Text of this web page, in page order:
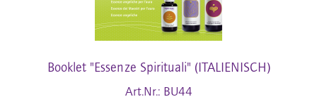
Booklet "Essenze Spirituali" (ITALIENISCH)
Art.Nr.: BU44